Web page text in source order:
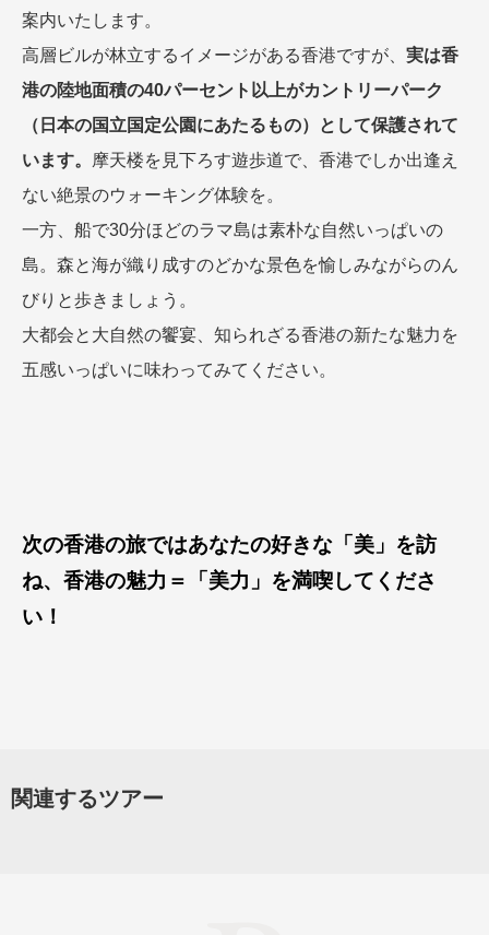
案内いたします。
高層ビルが林立するイメージがある香港ですが、 実は香
港の陸地面積の40パーセント以上がカントリーパーク
（日本の国立国定公園にあたるもの）として保護されて
います。
摩天楼を見下ろす遊歩道で、香港でしか出逢え
ない絶景のウォーキング体験を。
一方、船で30分ほどのラマ島は素朴な自然いっぱいの
島。森と海が織り成すのどかな景色を愉しみながらのん
びりと歩きましょう。
大都会と大自然の饗宴、知られざる香港の新たな魅力を
五感いっぱいに味わってみてください。
次の香港の旅ではあなたの好きな「美」を訪
ね、香港の魅力＝「美力」を満喫してくださ
い！
関連するツアー